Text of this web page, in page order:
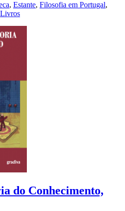
, Estante, Filosofia em Portugal,
Livros
do Conhecimento,